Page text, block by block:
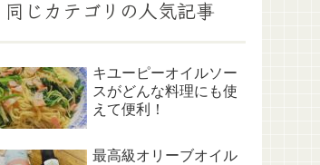
同じカテゴリの人気記事
キユーピーオイルソー
スがどんな料理にも使
えて便利！
最高級オリーブオイル